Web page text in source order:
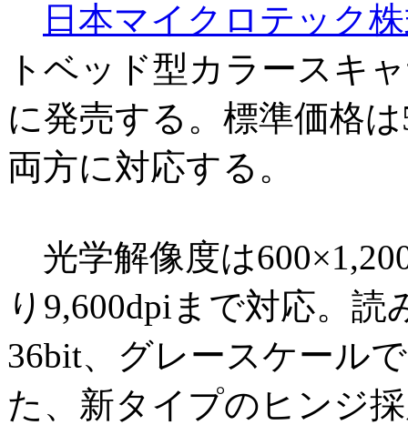
日本マイクロテック
トベッド型カラースキ
に発売する。標準価格は
両方に対応する。
光学解像度は
り9,600dpiまで対応。
36bit、グレースケール
た、新タイプのヒンジ